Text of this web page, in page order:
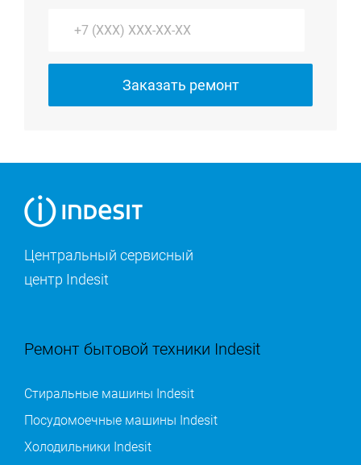
Заказать ремонт
Центральный сервисный
центр Indesit
Ремонт бытовой техники Indesit
Стиральные машины Indesit
Посудомоечные машины Indesit
Холодильники Indesit